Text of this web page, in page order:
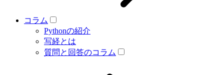
コラム
Pythonの紹介
写経とは
質問と回答のコラム